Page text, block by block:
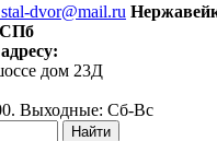
stal-dvor@mail.ru
СПб
дом 23Д
Выходные: Сб-Вс